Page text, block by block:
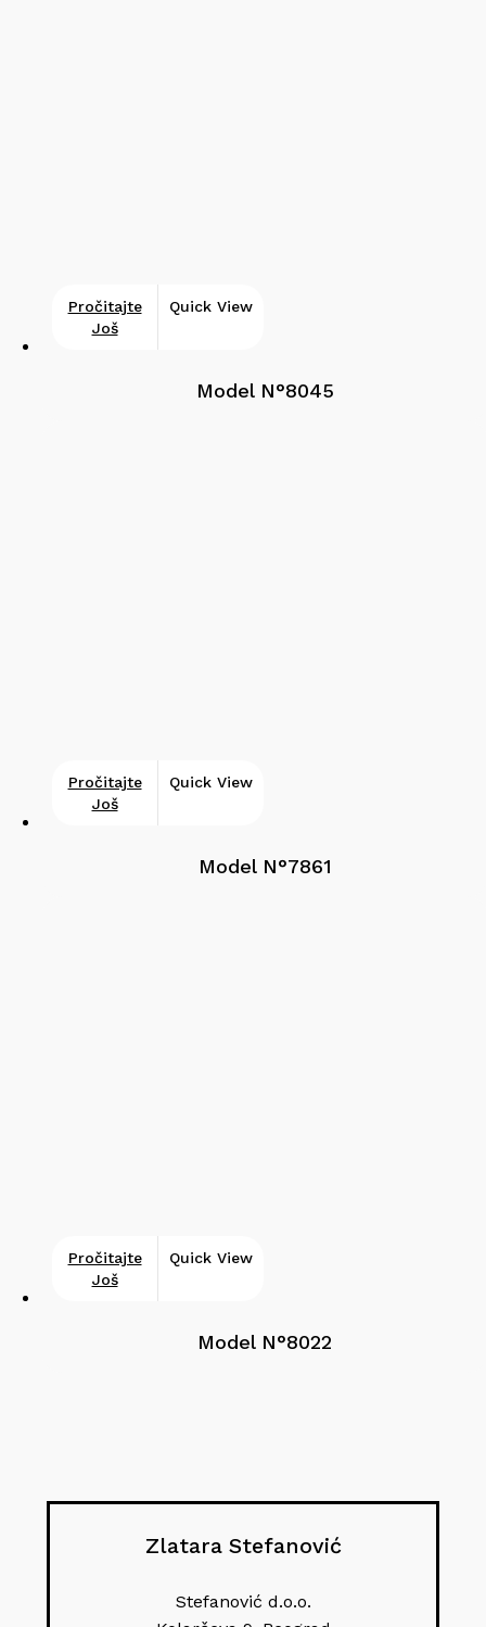
Pročitajte
Još
Quick View
Model N°8045
Pročitajte
Još
Quick View
Model N°7861
Pročitajte
Još
Quick View
Model N°8022
Zlatara Stefanović
Stefanović d.o.o.